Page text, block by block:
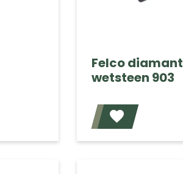
Felco diamant
wetsteen 903